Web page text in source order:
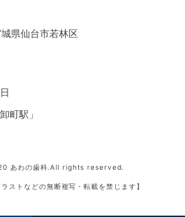
県仙台市若林区
町駅」
あわの歯科.All rights reserved.
ストなどの無断複写・転載を禁じます】